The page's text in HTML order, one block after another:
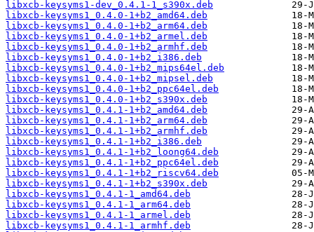
libxcb-keysyms1-dev_0.4.1-1_s390x.deb
libxcb-keysyms1_0.4.0-1+b2_amd64.deb
libxcb-keysyms1_0.4.0-1+b2_arm64.deb
libxcb-keysyms1_0.4.0-1+b2_armel.deb
libxcb-keysyms1_0.4.0-1+b2_armhf.deb
libxcb-keysyms1_0.4.0-1+b2_i386.deb
libxcb-keysyms1_0.4.0-1+b2_mips64el.deb
libxcb-keysyms1_0.4.0-1+b2_mipsel.deb
libxcb-keysyms1_0.4.0-1+b2_ppc64el.deb
libxcb-keysyms1_0.4.0-1+b2_s390x.deb
libxcb-keysyms1_0.4.1-1+b2_amd64.deb
libxcb-keysyms1_0.4.1-1+b2_arm64.deb
libxcb-keysyms1_0.4.1-1+b2_armhf.deb
libxcb-keysyms1_0.4.1-1+b2_i386.deb
libxcb-keysyms1_0.4.1-1+b2_loong64.deb
libxcb-keysyms1_0.4.1-1+b2_ppc64el.deb
libxcb-keysyms1_0.4.1-1+b2_riscv64.deb
libxcb-keysyms1_0.4.1-1+b2_s390x.deb
libxcb-keysyms1_0.4.1-1_amd64.deb
libxcb-keysyms1_0.4.1-1_arm64.deb
libxcb-keysyms1_0.4.1-1_armel.deb
libxcb-keysyms1_0.4.1-1_armhf.deb